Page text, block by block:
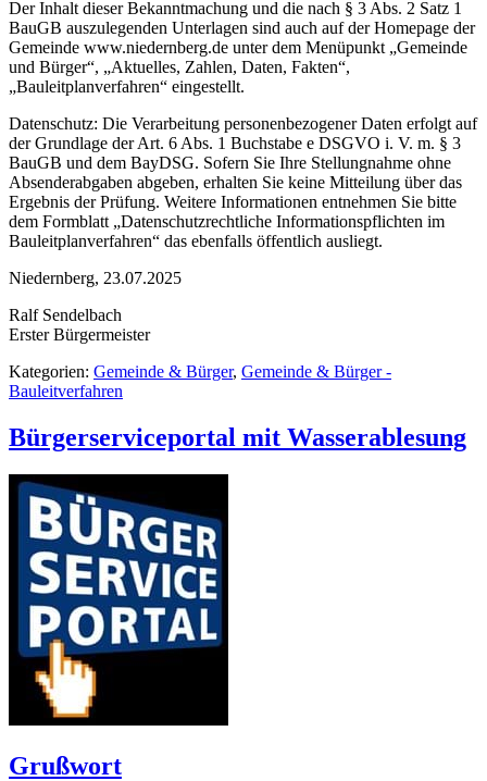
Der Inhalt dieser Bekanntmachung und die nach § 3 Abs. 2 Satz 1
BauGB auszulegenden Unterlagen sind auch auf der Homepage der
Gemeinde www.niedernberg.de unter dem Menüpunkt „Gemeinde
und Bürger“, „Aktuelles, Zahlen, Daten, Fakten“,
„Bauleitplanverfahren“ eingestellt.
Datenschutz: Die Verarbeitung personenbezogener Daten erfolgt auf
der Grundlage der Art. 6 Abs. 1 Buchstabe e DSGVO i. V. m. § 3
BauGB und dem BayDSG. Sofern Sie Ihre Stellungnahme ohne
Absenderabgaben abgeben, erhalten Sie keine Mitteilung über das
Ergebnis der Prüfung. Weitere Informationen entnehmen Sie bitte
dem Formblatt „Datenschutzrechtliche Informationspflichten im
Bauleitplanverfahren“ das ebenfalls öffentlich ausliegt.
Niedernberg, 23.07.2025
Ralf Sendelbach
Erster Bürgermeister
Kategorien: Gemeinde & Bürger, Gemeinde & Bürger -
Bauleitverfahren
Bürgerserviceportal mit Wasserablesung
Grußwort